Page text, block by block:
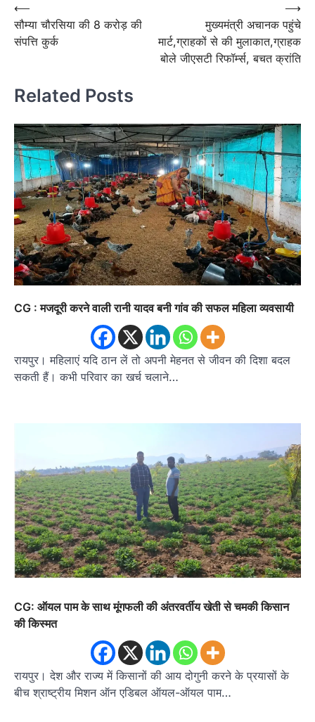
Post
navigation
⟵
सौम्या चौरसिया की 8 करोड़ की
संपत्ति कुर्क
मुख्यमंत्री अचानक पहुंचे
मार्ट,ग्राहकों से की मुलाकात,ग्राहक
बोले जीएसटी रिफॉर्म्स, बचत क्रांति
⟶
Related Posts
CG : मजदूरी करने वाली रानी यादव बनी गांव की सफल महिला व्यवसायी
रायपुर। महिलाएं यदि ठान लें तो अपनी मेहनत से जीवन की दिशा बदल
सकती हैं। कभी परिवार का खर्च चलाने…
CG: ऑयल पाम के साथ मूंगफली की अंतरवर्तीय खेती से चमकी किसान
की किस्मत
रायपुर। देश और राज्य में किसानों की आय दोगुनी करने के प्रयासों के
बीच श्राष्ट्रीय मिशन ऑन एडिबल ऑयल-ऑयल पाम…